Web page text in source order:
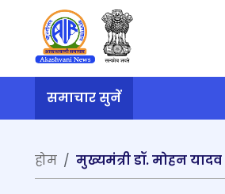
समाचार सुनें
होम
मुख्यमंत्री डॉ. मोहन